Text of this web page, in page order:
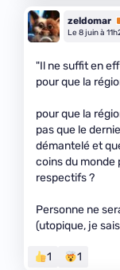
zeldomar
Le 8 juin à
"Il ne suffit en
pour que la
pour que la
pas que le
démantelé et
coins du monde
respectifs ?
Personne ne
(utopique, je
1 1